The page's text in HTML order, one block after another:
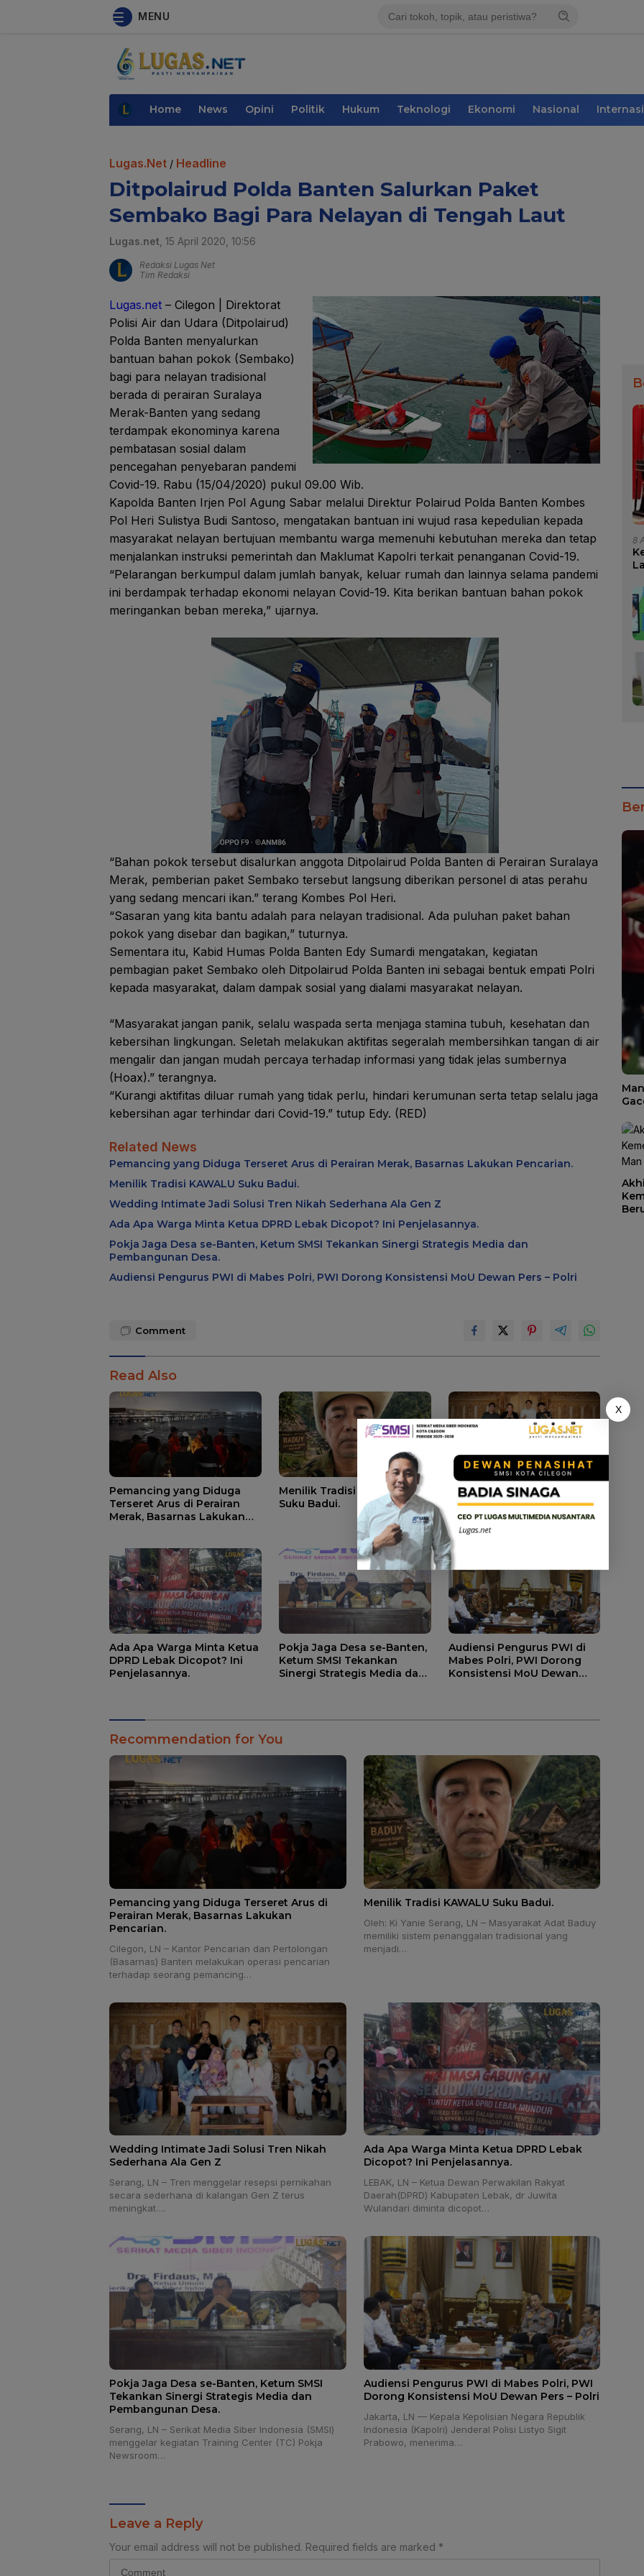
MENU
Home News Opini Politik Hukum Teknologi Ekonomi Nasional
Lugas.Net / Headline
Ditpolairud Polda Banten Salurkan Paket
Sembako Bagi Para Nelayan di Tengah Laut
Lugas.net , 15 April 2020, 10:56
Redaksi Lugas Net
Tim Redaksi
Lugas.net – Cilegon | Direktorat
Polisi Air dan Udara (Ditpolairud)
Polda Banten menyalurkan
bantuan bahan pokok (Sembako)
bagi para nelayan tradisional
berada di perairan Suralaya
Merak-Banten yang sedang
terdampak ekonominya karena
pembatasan sosial dalam
pencegahan penyebaran pandemi
Covid-19. Rabu (15/04/2020) pukul 09.00 Wib.
Kapolda Banten Irjen Pol Agung Sabar melalui Direktur Polairud Polda Banten Kombes
Pol Heri Sulistya Budi Santoso, mengatakan bantuan ini wujud rasa kepedulian kepada
masyarakat nelayan bertujuan membantu warga memenuhi kebutuhan mereka dan tetap
menjalankan instruksi pemerintah dan Maklumat Kapolri terkait penanganan Covid-19.
“Pelarangan berkumpul dalam jumlah banyak, keluar rumah dan lainnya selama pandemi
ini berdampak terhadap ekonomi nelayan Covid-19. Kita berikan bantuan bahan pokok
meringankan beban mereka,” ujarnya.
“Bahan pokok tersebut disalurkan anggota Ditpolairud Polda Banten di Perairan Suralaya
Merak, pemberian paket Sembako tersebut langsung diberikan personel di atas perahu
yang sedang mencari ikan.” terang Kombes Pol Heri.
“Sasaran yang kita bantu adalah para nelayan tradisional. Ada puluhan paket bahan
pokok yang disebar dan bagikan,” tuturnya.
Sementara itu, Kabid Humas Polda Banten Edy Sumardi mengatakan, kegiatan
pembagian paket Sembako oleh Ditpolairud Polda Banten ini sebagai bentuk empati Polri
kepada masyarakat, dalam dampak sosial yang dialami masyarakat nelayan.
“Masyarakat jangan panik, selalu waspada serta menjaga stamina tubuh, kesehatan dan
kebersihan lingkungan. Seletah melakukan aktifitas segeralah membersihkan tangan di air
mengalir dan jangan mudah percaya terhadap informasi yang tidak jelas sumbernya
(Hoax).” terangnya.
“Kurangi aktifitas diluar rumah yang tidak perlu, hindari kerumunan serta tetap selalu jaga
kebersihan agar terhindar dari Covid-19.” tutup Edy. (RED)
Related News
Pemancing yang Diduga Terseret Arus di Perairan Merak, Basarnas Lakukan Pencarian.
Menilik Tradisi KAWALU Suku Badui.
Wedding Intimate Jadi Solusi Tren Nikah Sederhana Ala Gen Z
Ada Apa Warga Minta Ketua DPRD Lebak Dicopot? Ini Penjelasannya.
Pokja Jaga Desa se-Banten, Ketum SMSI Tekankan Sinergi Strategis Media dan
Pembangunan Desa.
Audiensi Pengurus PWI di Mabes Polri, PWI Dorong Konsistensi MoU Dewan Pers – Polri
Comment
Read Also
Pemancing yang Diduga
Terseret Arus di Perairan
Merak, Basarnas Lakukan
Menilik Tradisi KAWALU
Suku Badui.
Wedding Intimate Jadi
Solusi Tren Nikah
Sederhana Ala Gen Z
Ada Apa Warga Minta Ketua
DPRD Lebak Dicopot? Ini
Penjelasannya.
Pokja Jaga Desa se-Banten,
Ketum SMSI Tekankan
Sinergi Strategis Media dan
Audiensi Pengurus PWI di
Mabes Polri, PWI Dorong
Konsistensi MoU Dewan
Recommendation for You
Pemancing yang Diduga Terseret Arus di
Perairan Merak, Basarnas Lakukan
Pencarian.
Cilegon, LN – Kantor Pencarian dan Pertolongan
(Basarnas) Banten melakukan operasi pencarian
terhadap seorang pemancing…
Menilik Tradisi KAWALU Suku Badui.
Oleh: Ki Yanie Serang, LN – Masyarakat Adat Baduy
memiliki sistem penanggalan tradisional yang
menjadi…
Wedding Intimate Jadi Solusi Tren Nikah
Sederhana Ala Gen Z
Serang, LN – Tren menggelar resepsi pernikahan
secara sederhana di kalangan Gen Z terus
meningkat….
Ada Apa Warga Minta Ketua DPRD Lebak
Dicopot? Ini Penjelasannya.
LEBAK, LN – Ketua Dewan Perwakilan Rakyat
Daerah(DPRD) Kabupaten Lebak, dr Juwita
Wulandari diminta dicopot…
Pokja Jaga Desa se-Banten, Ketum SMSI
Tekankan Sinergi Strategis Media dan
Pembangunan Desa.
Serang, LN – Serikat Media Siber Indonesia (SMSI)
menggelar kegiatan Training Center (TC) Pokja
Newsroom…
Audiensi Pengurus PWI di Mabes Polri, PWI
Dorong Konsistensi MoU Dewan Pers – Polri
Jakarta, LN — Kepala Kepolisian Negara Republik
Indonesia (Kapolri) Jenderal Polisi Listyo Sigit
Prabowo, menerima…
Leave a Reply
Your email address will not be published. Required fields are marked *
8
X